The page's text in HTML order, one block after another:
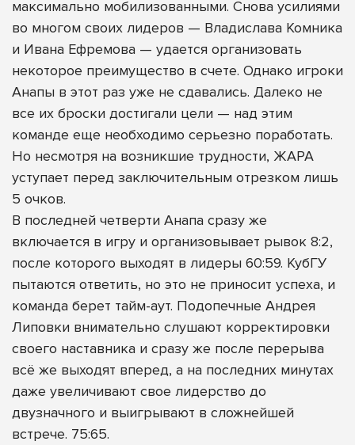
максимально мобилизованными. Снова усилиями
во многом своих лидеров — Владислава Комника
и Ивана Ефремова — удается организовать
некоторое преимущество в счете. Однако игроки
Анапы в этот раз уже не сдавались. Далеко не
все их броски достигали цели — над этим
команде еще необходимо серьезно поработать.
Но несмотря на возникшие трудности, ЖАРА
уступает перед заключительным отрезком лишь
5 очков.
В последней четверти Анапа сразу же
включается в игру и организовывает рывок 8:2,
после которого выходят в лидеры 60:59. КубГУ
пытаются ответить, но это не приносит успеха, и
команда берет тайм-аут. Подопечные Андрея
Липовки внимательно слушают корректировки
своего наставника и сразу же после перерыва
всё же выходят вперед, а на последних минутах
даже увеличивают свое лидерство до
двузначного и выигрывают в сложнейшей
встрече. 75:65.